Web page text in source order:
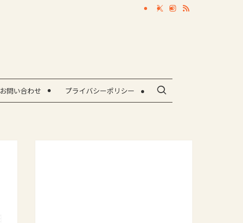
お問い合わせ プライバシーポリシー